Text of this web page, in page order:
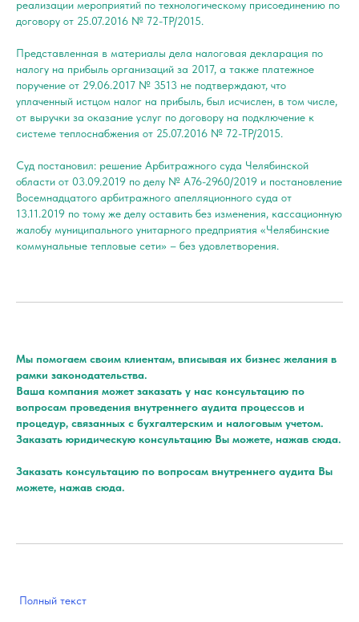
реализации мероприятий по технологическому присоединению по
договору от 25.07.2016 № 72-ТР/2015.
Представленная в материалы дела налоговая декларация по
налогу на прибыль организаций за 2017, а также платежное
поручение от 29.06.2017 № 3513 не подтверждают, что
уплаченный истцом налог на прибыль, был исчислен, в том числе,
от выручки за оказание услуг по договору на подключение к
системе теплоснабжения от 25.07.2016 № 72-ТР/2015.
Суд постановил: решение Арбитражного суда Челябинской
области от 03.09.2019 по делу № А76-2960/2019 и постановление
Восемнадцатого арбитражного апелляционного суда от
13.11.2019 по тому же делу оставить без изменения, кассационную
жалобу муниципального унитарного предприятия «Челябинские
коммунальные тепловые сети» – без удовлетворения.
Мы помогаем своим клиентам, вписывая их бизнес желания в
рамки законодательства.
Ваша компания может заказать у нас консультацию по
вопросам проведения внутреннего аудита процессов и
процедур, связанных с бухгалтерским и налоговым учетом.
Заказать юридическую консультацию Вы можете, нажав сюда.
Заказать консультацию по вопросам внутреннего аудита Вы
можете, нажав сюда.
Полный текст